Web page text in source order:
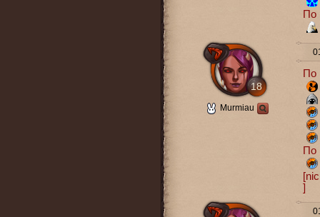
По
18
Murmiau
По
По
]